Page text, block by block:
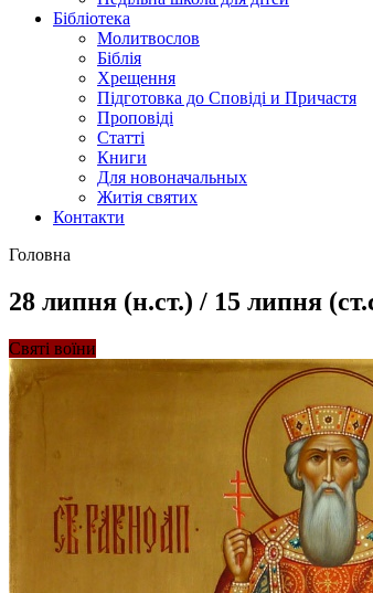
Бібліотека
Молитвослов
Біблія
Хрещення
Підготовка до Сповіді и Причастя
Проповіді
Статті
Книги
Для новоначальных
Житія святих
Контакти
Головна
28 липня (н.ст.) / 15 липня
Святі воїни